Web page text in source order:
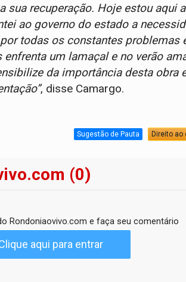
recuperação. Hoje estou aqui
ao governo do estado a
todas os constantes problemas
um lamaçal e no verão
da importância desta obra
, disse Camargo.
Sugestão de Pauta Direito
(0)
Rondoniaovivo.com e faça seu comentário
aqui para entrar